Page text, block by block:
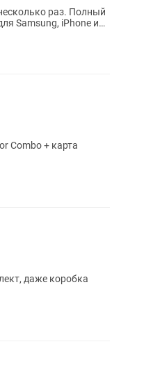
раз. Полный
Samsung, iPhone и
даже коробка